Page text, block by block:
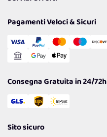
Cookie Policy
Gestisci Cookie
Reso Facile e Veloce
Pagamenti Veloci & Sicuri
Consegna Gratuita in 24/72h
Sito sicuro